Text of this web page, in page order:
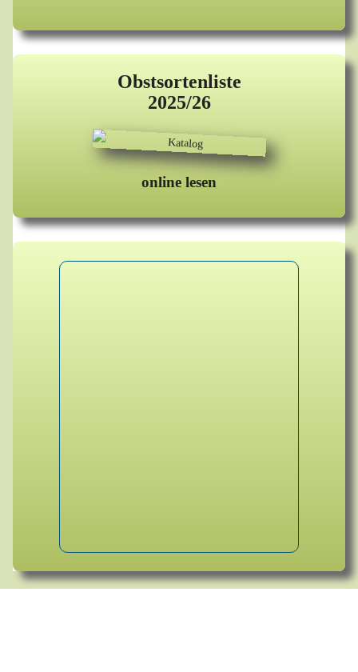
Obstsortenliste
2025/26
online lesen